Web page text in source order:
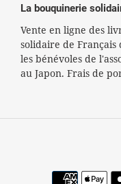
La bouquinerie
Vente en ligne des
solidaire de Français
les bénévoles de
au Japon. Frais de